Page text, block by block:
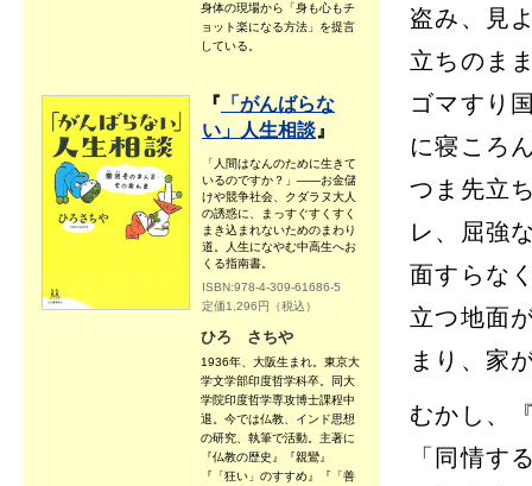
身体の現場から「身も心もチ
ョット楽になる方法」を提言
している。
『 「がんばらな
い」人生相談 』
「人間はなんのために生きて
いるのですか？」――お金儲
けや競争社会、クダラヌ大人
の誘惑に、まっすぐすくすく
まき込まれないためのまわり
道。人生になやむ中高生へお
くる指南書。
ISBN:978-4-309-61686-5
定価1,296円（税込）
ひろ さちや
1936年、大阪生まれ。東京大
学文学部印度哲学科卒。同大
学院印度哲学専攻博士課程中
退。今では仏教、インド思想
の研究、執筆で活動。主著に
『仏教の歴史』『親鸞』
『「狂い」のすすめ』『「善
盗み、見
立ちのま
ゴマすり
に寝ころ
つま先立
レ、屈強
面すらな
立つ地面
まり、家
むかし、
「同情す